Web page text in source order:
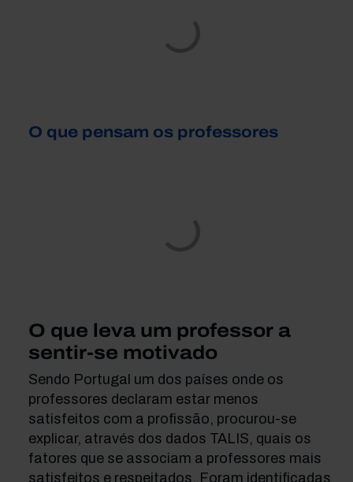
O que pensam os professores
O que leva um professor a
sentir-se motivado
Sendo Portugal um dos países onde os
professores declaram estar menos
satisfeitos com a profissão, procurou-se
explicar, através dos dados TALIS, quais os
fatores que se associam a professores mais
satisfeitos e respeitados. Foram identificadas